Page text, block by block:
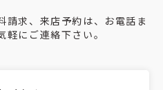
請求、来店予約は、お電話ま
にご連絡下さい。